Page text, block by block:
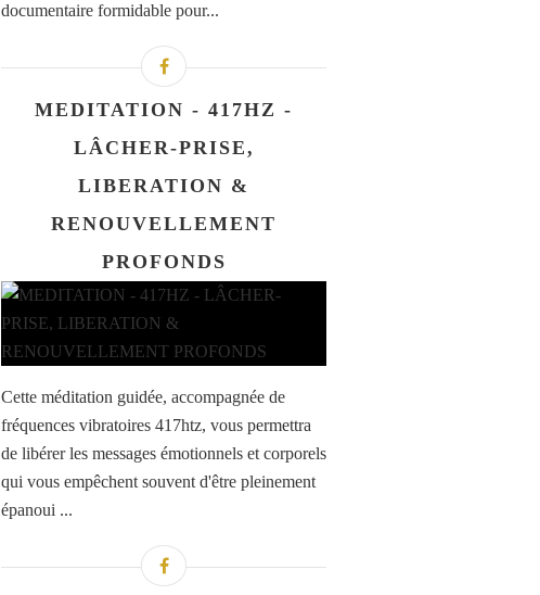
documentaire formidable pour...
MEDITATION - 417HZ -
LÂCHER-PRISE,
LIBERATION &
RENOUVELLEMENT
PROFONDS
Cette méditation guidée, accompagnée de
fréquences vibratoires 417htz, vous permettra
de libérer les messages émotionnels et corporels
qui vous empêchent souvent d'être pleinement
épanoui ...